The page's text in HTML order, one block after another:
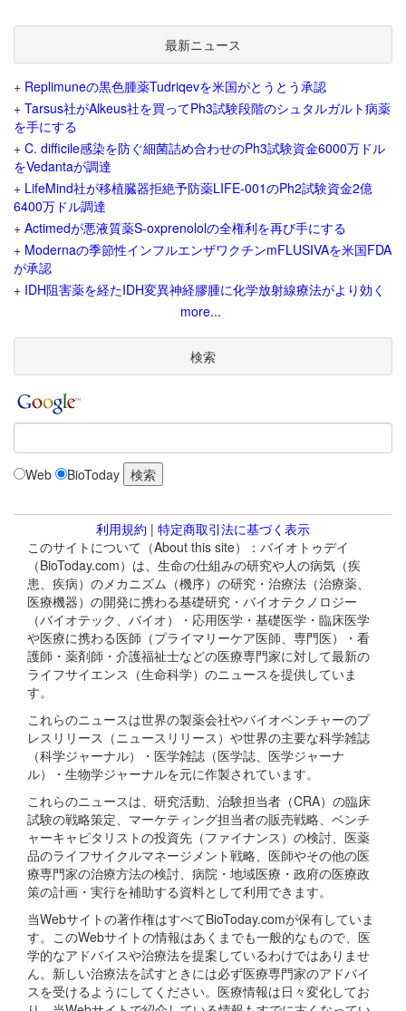
最新ニュース
+ Replimuneの黒色腫薬Tudriqevを米国がとうとう承認
+ Tarsus社がAlkeus社を買ってPh3試験段階のシュタルガルト病薬
を手にする
+ C. difficile感染を防ぐ細菌詰め合わせのPh3試験資金6000万ドル
をVedantaが調達
+ LifeMind社が移植臓器拒絶予防薬LIFE-001のPh2試験資金2億
6400万ドル調達
+ Actimedが悪液質薬S-oxprenololの全権利を再び手にする
+ Modernaの季節性インフルエンザワクチンmFLUSIVAを米国FDA
が承認
+ IDH阻害薬を経たIDH変異神経膠腫に化学放射線療法がより効く
more...
検索
Web BioToday
利用規約 | 特定商取引法に基づく表示
このサイトについて（About this site）：バイオトゥデイ
（BioToday.com）は、生命の仕組みの研究や人の病気（疾
患、疾病）のメカニズム（機序）の研究・治療法（治療薬、
医療機器）の開発に携わる基礎研究・バイオテクノロジー
（バイオテック、バイオ）・応用医学・基礎医学・臨床医学
や医療に携わる医師（プライマリーケア医師、専門医）・看
護師・薬剤師・介護福祉士などの医療専門家に対して最新の
ライフサイエンス（生命科学）のニュースを提供していま
す。
これらのニュースは世界の製薬会社やバイオベンチャーのプ
レスリリース（ニュースリリース）や世界の主要な科学雑誌
（科学ジャーナル）・医学雑誌（医学誌、医学ジャーナ
ル）・生物学ジャーナルを元に作製されています。
これらのニュースは、研究活動、治験担当者（CRA）の臨床
試験の戦略策定、マーケティング担当者の販売戦略、ベンチ
ャーキャピタリストの投資先（ファイナンス）の検討、医薬
品のライフサイクルマネージメント戦略、医師やその他の医
療専門家の治療方法の検討、病院・地域医療・政府の医療政
策の計画・実行を補助する資料として利用できます。
当Webサイトの著作権はすべてBioToday.comが保有していま
す。このWebサイトの情報はあくまでも一般的なもので、医
学的なアドバイスや治療法を提案しているわけではありませ
ん。新しい治療法を試すときには必ず医療専門家のアドバイ
スを受けるようにしてください。医療情報は日々変化してお